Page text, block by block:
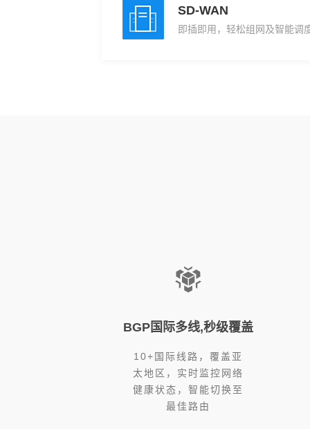
SD-WAN
即插即用，轻松组网及智能调
BGP国际多线,秒级覆盖
10+国际线路，覆盖亚
太地区，实时监控网络
健康状态，智能切换至
最佳路由